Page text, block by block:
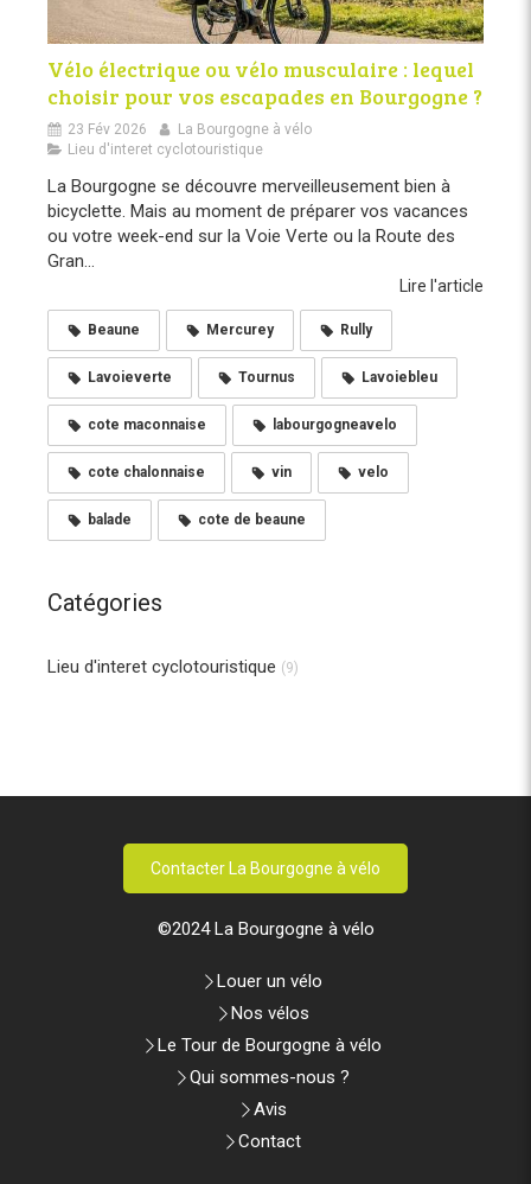
Vélo électrique ou vélo musculaire : lequel
choisir pour vos escapades en Bourgogne ?
23 Fév 2026
La Bourgogne à vélo
Lieu d'interet cyclotouristique
La Bourgogne se découvre merveilleusement bien à
bicyclette. Mais au moment de préparer vos vacances
ou votre week-end sur la Voie Verte ou la Route des
Gran...
Lire l'article
Beaune Mercurey Rully
Lavoieverte Tournus Lavoiebleu
cote maconnaise labourgogneavelo
cote chalonnaise vin velo
balade cote de beaune
Catégories
Lieu d'interet cyclotouristique (9)
Contacter La Bourgogne à vélo
©2024 La Bourgogne à vélo
Louer un vélo
Nos vélos
Le Tour de Bourgogne à vélo
Qui sommes-nous ?
Avis
Contact